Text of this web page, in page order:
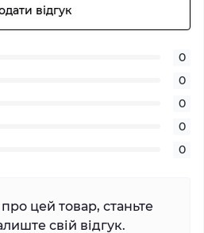
відгук
0
0
0
0
0
цей товар, станьте
свій відгук.